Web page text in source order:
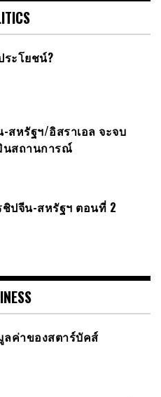
ะโยชน์?
สหรัฐฯ/อิสราเอล จะจบ
นสถานการณ์
ปจีน-สหรัฐฯ ตอนที่ 2
ลค่าของสตาร์บัคส์